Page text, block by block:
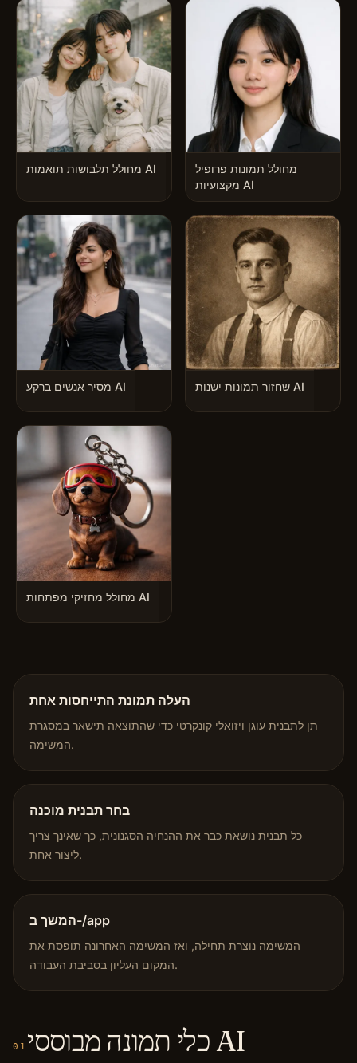
מחולל תלבושות תואמות AI
מחולל תמונות פרופיל
מקצועיות AI
מסיר אנשים ברקע AI שחזור תמונות ישנות AI
מחולל מחזיקי מפתחות AI
העלה תמונת התייחסות אחת
תן לתבנית עוגן ויזואלי קונקרטי כדי שהתוצאה תישאר במסגרת
המשימה.
בחר תבנית מוכנה
כל תבנית נושאת כבר את ההנחיה הסגנונית, כך שאינך צריך
ליצור אחת.
המשך ב-/app
המשימה נוצרת תחילה, ואז המשימה האחרונה תופסת את
המקום העליון בסביבת העבודה.
01 כלי תמונה מבוססי AI